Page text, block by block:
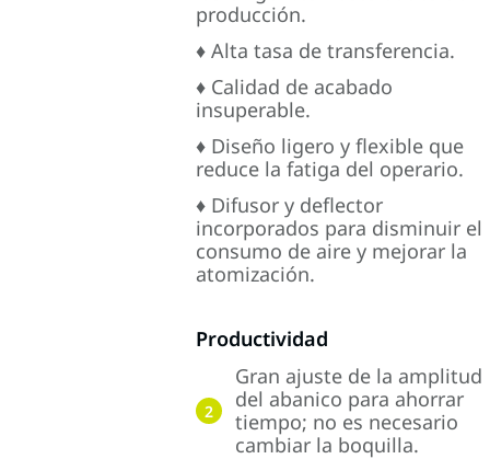
producción.
♦ Alta tasa de transferencia.
♦ Calidad de acabado
insuperable.
♦ Diseño ligero y flexible que
reduce la fatiga del operario.
♦ Difusor y deflector
incorporados para disminuir el
consumo de aire y mejorar la
atomización.
Productividad
2
Gran ajuste de la amplitud
del abanico para ahorrar
tiempo; no es necesario
cambiar la boquilla.